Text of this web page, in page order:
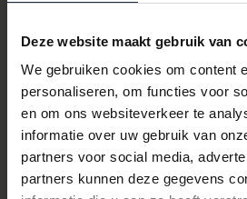
Deze website maakt gebruik van
We gebruiken cookies om content
personaliseren, om functies voor
en om ons websiteverkeer te
informatie over uw gebruik van
partners voor social media,
partners kunnen deze gegevens
Long Nightblue 183175 56/XXL. Deze
combinatie van elegantie en
moderne man die waarde hecht aan
diepblauwe kleur en het subtiele
een tijdloze uitstraling.
Waarom Kiezen